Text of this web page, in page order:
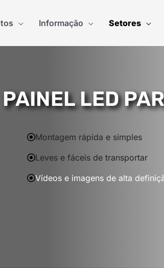
Informação Setores
PREÇO
PAINEL LED
Montagem rápida e simples
Leves e fáceis de transportar
Vídeos e imagens de alta